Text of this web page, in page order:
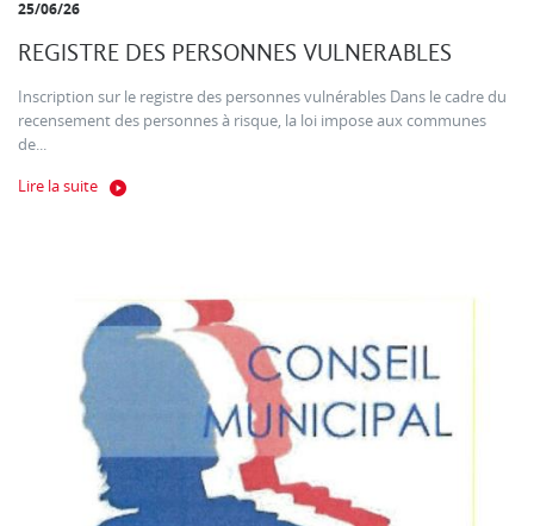
25/06/26
REGISTRE DES PERSONNES VULNERABLES
Inscription sur le registre des personnes vulnérables Dans le cadre du
recensement des personnes à risque, la loi impose aux communes
de...
Lire la suite